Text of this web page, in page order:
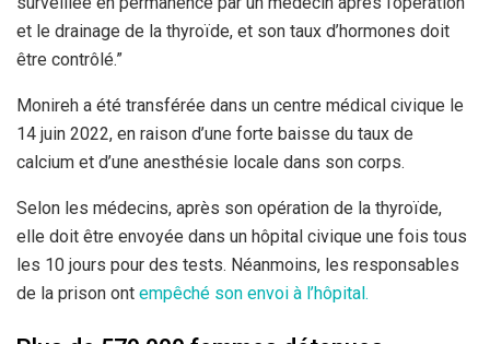
et le drainage de la thyroïde, et son taux d’hormones doit
être contrôlé.”
Monireh a été transférée dans un centre médical civique le
14 juin 2022, en raison d’une forte baisse du taux de
calcium et d’une anesthésie locale dans son corps.
Selon les médecins, après son opération de la thyroïde,
elle doit être envoyée dans un hôpital civique une fois tous
les 10 jours pour des tests. Néanmoins, les responsables
de la prison ont empêché son envoi à l’hôpital.